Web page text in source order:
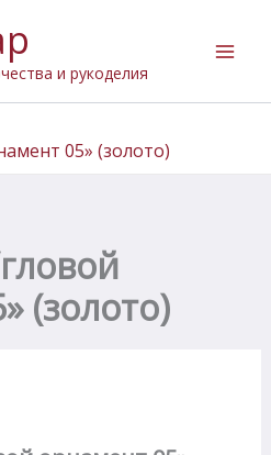
и рукоделия
05» (золото)
(золото)